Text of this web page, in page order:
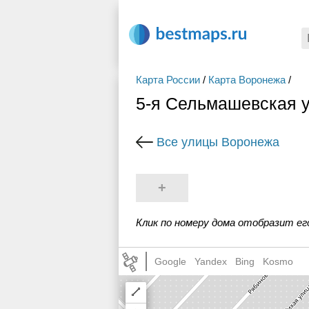
Карта России / Карта Воронежа /
5-я Сельмашевская
Все улицы Воронежа
+
Клик по номеру дома отобразит
Google Yandex Bing Kosmo
Draw